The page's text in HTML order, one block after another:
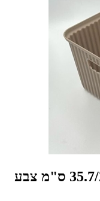
סל פלסטיק פסים מלבני 35.7/29/15 ס"מ צבע